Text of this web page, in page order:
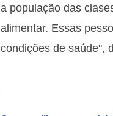
a população das
alimentar. Essas
condições de saúde",